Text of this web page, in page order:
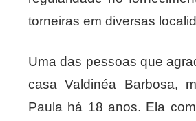
torneiras em diversas
Uma das pessoas que
casa Valdinéa Barbosa,
Paula há 18 anos. Ela